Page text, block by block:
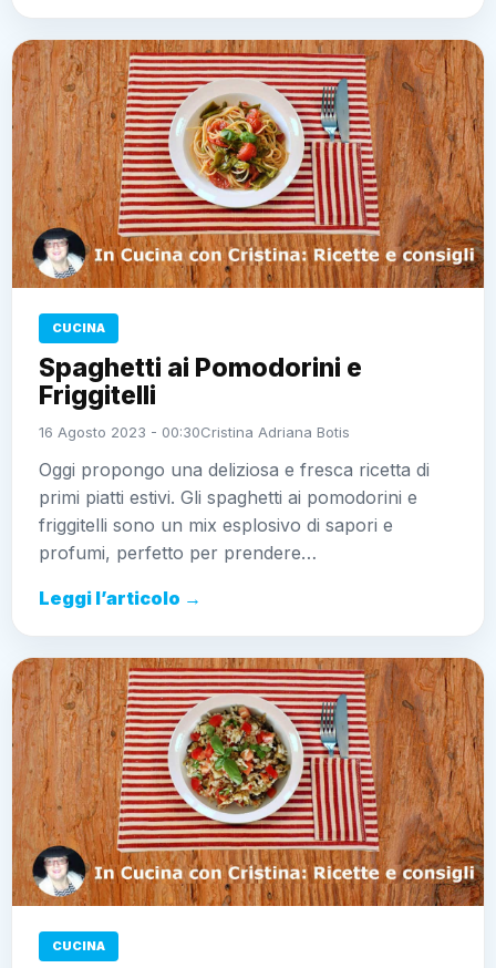
CUCINA
Spaghetti ai Pomodorini e
Friggitelli
16 Agosto 2023 - 00:30Cristina Adriana Botis
Oggi propongo una deliziosa e fresca ricetta di
primi piatti estivi. Gli spaghetti ai pomodorini e
friggitelli sono un mix esplosivo di sapori e
profumi, perfetto per prendere…
Leggi l’articolo →
CUCINA